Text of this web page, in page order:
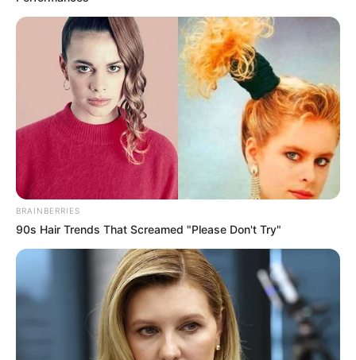
hospitalización sin estado crítico.
Las autoridades hacen un llamado a todos los
ciudadanos a cumplir las medidas establecidas durante
este Puente de Reyespara evitar la propagación del virus
el cual presentó este jueves la cifra más alta desde el
inicio de la pandemia en Santander con 962 personas
positivas para la Covid-19.
COMPARTIR
ALERTA BOGOTÁ EN GOOGLE NEWS
TEMAS RELACIONADOS
UNIDAD DE CUIDADOS INTENSIVOS
BRAINBERRIES
90s Hair Trends That Screamed "Please Don't Try"